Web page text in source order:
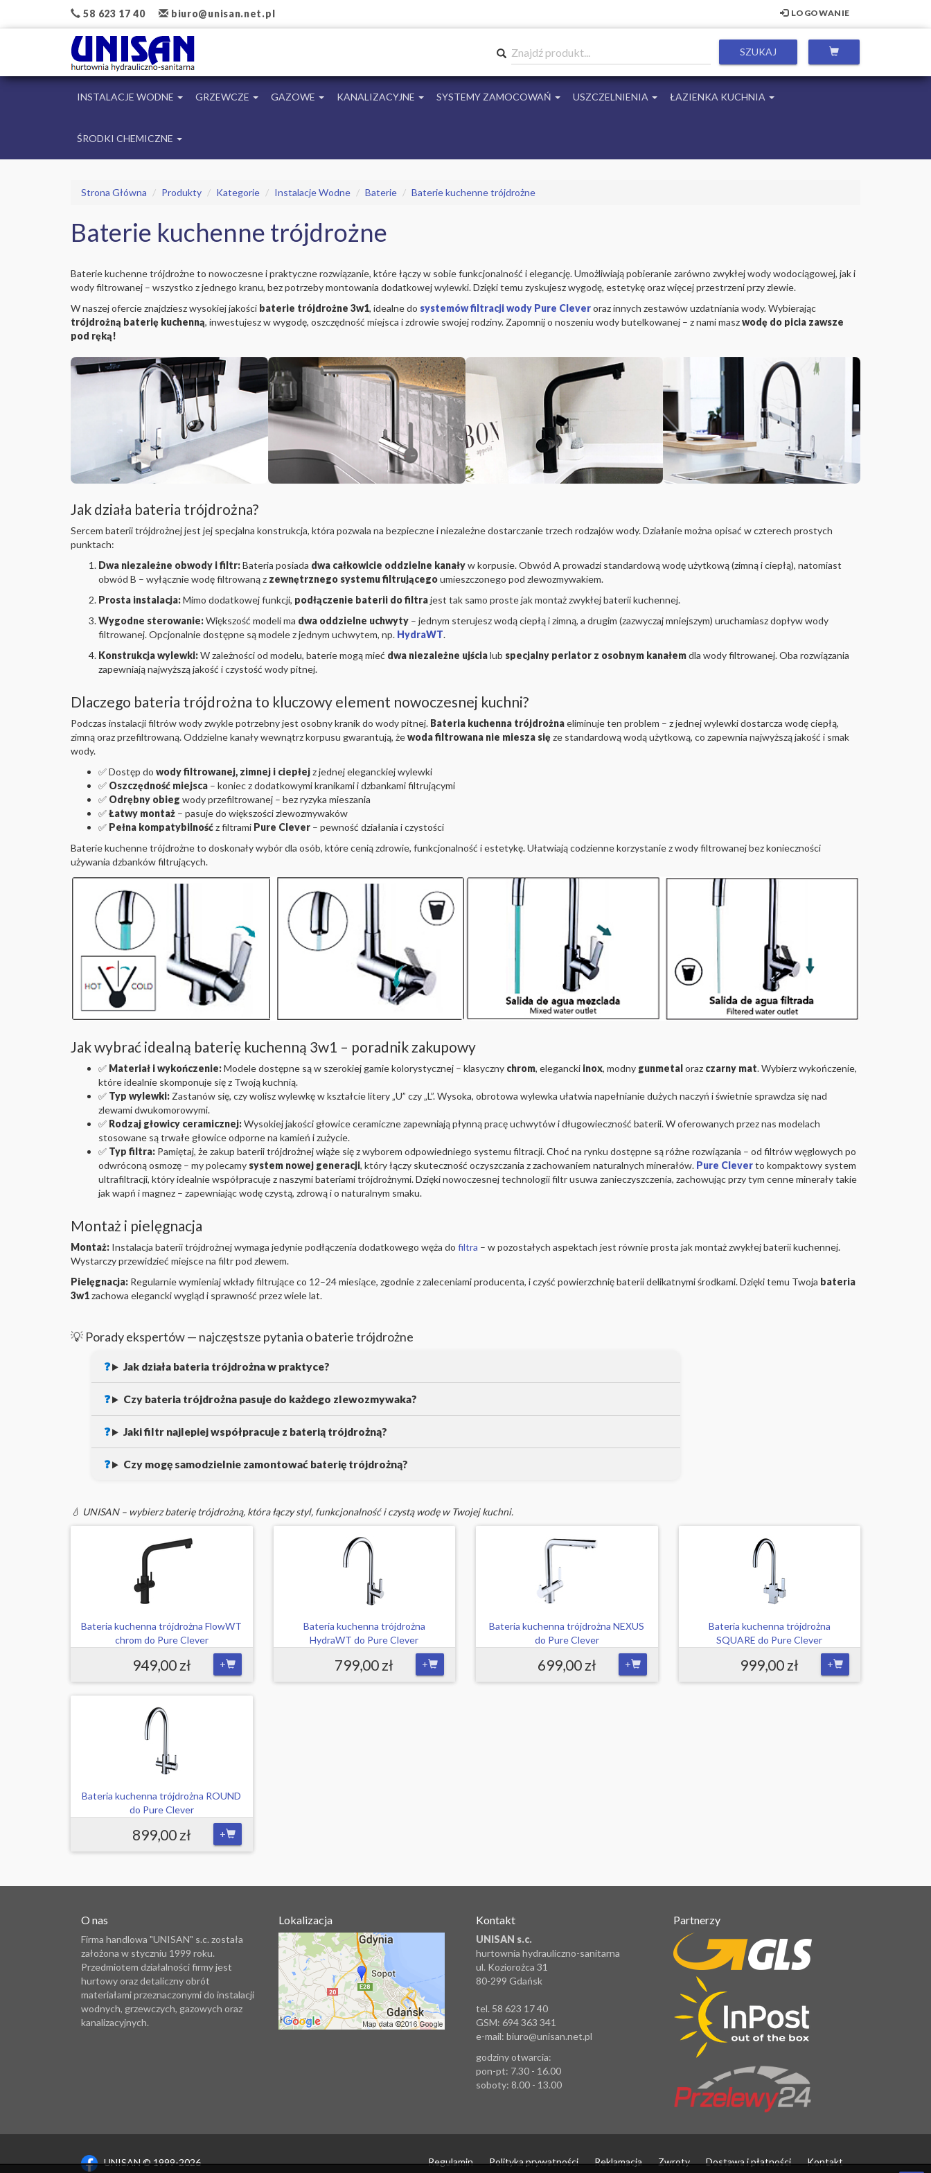
58 623 17 40 biuro@unisan.net.pl LOGOWANIE
Znajdź produkt...
INSTALACJE WODNE GRZEWCZE GAZOWE KANALIZACYJNE SYSTEMY ZAMOCOWAŃ USZCZELNIENIA ŁAZIENKA KUCHNIA
ŚRODKI CHEMICZNE
Strona Główna Produkty Kategorie Instalacje Wodne Baterie Baterie kuchenne trójdrożne
Baterie kuchenne trójdrożne
Baterie kuchenne trójdrożne to nowoczesne i praktyczne rozwiązanie, które łączy w sobie funkcjonalność i elegancję. Umożliwiają pobieranie zarówno zwykłej wody wodociągowej, jak i
wody filtrowanej – wszystko z jednego kranu, bez potrzeby montowania dodatkowej wylewki. Dzięki temu zyskujesz wygodę, estetykę oraz więcej przestrzeni przy zlewie.
W naszej ofercie znajdziesz wysokiej jakości baterie trójdrożne 3w1, idealne do systemów filtracji wody Pure Cleveroraz innych zestawów uzdatniania wody. Wybierając
trójdrożną baterię kuchenną, inwestujesz w wygodę, oszczędność miejsca i zdrowie swojej rodziny. Zapomnij o noszeniu wody butelkowanej – z nami maszwodę do picia zawsze
pod ręką!
Jak działa bateria trójdrożna?
Sercem baterii trójdrożnej jest jej specjalna konstrukcja, która pozwala na bezpieczne i niezależne dostarczanie trzech rodzajów wody. Działanie można opisać w czterech prostych
punktach:
Dwa niezależne obwody i filtr:Bateria posiada dwa całkowicie oddzielne kanaływ korpusie. Obwód A prowadzi standardową wodę użytkową (zimną i ciepłą), natomiast
obwód B – wyłącznie wodę filtrowaną z zewnętrznego systemu filtrującegoumieszczonego pod zlewozmywakiem.
Prosta instalacja:Mimo dodatkowej funkcji, podłączenie baterii do filtrajest tak samo proste jak montaż zwykłej baterii kuchennej.
Wygodne sterowanie:Większość modeli ma dwa oddzielne uchwyty – jednym sterujesz wodą ciepłą i zimną, a drugim (zazwyczaj mniejszym) uruchamiasz dopływ wody
filtrowanej. Opcjonalnie dostępne są modele z jednym uchwytem, np. HydraWT.
Konstrukcja wylewki:W zależności od modelu, baterie mogą mieć dwa niezależne ujścialub specjalny perlator z osobnym kanałemdla wody filtrowanej. Oba rozwiązania
zapewniają najwyższą jakość i czystość wody pitnej.
Dlaczego bateria trójdrożna to kluczowy element nowoczesnej kuchni?
Podczas instalacji filtrów wody zwykle potrzebny jest osobny kranik do wody pitnej. Bateria kuchenna trójdrożnaeliminuje ten problem – z jednej wylewki dostarcza wodę ciepłą,
zimną oraz przefiltrowaną. Oddzielne kanały wewnątrz korpusu gwarantują, żewoda filtrowana nie miesza sięze standardową wodą użytkową, co zapewnia najwyższą jakość i smak
wody.
✅ Dostęp do wody filtrowanej, zimnej i ciepłejz jednej eleganckiej wylewki
✅ Oszczędność miejsca – koniec z dodatkowymi kranikami i dzbankami filtrującymi
✅ Odrębny obieg wody przefiltrowanej – bez ryzyka mieszania
✅Łatwy montaż – pasuje do większości zlewozmywaków
✅ Pełna kompatybilnośćz filtrami Pure Clever – pewność działania i czystości
Baterie kuchenne trójdrożne to doskonały wybór dla osób, które cenią zdrowie, funkcjonalność i estetykę. Ułatwiają codzienne korzystanie z wody filtrowanej bez konieczności
używania dzbanków filtrujących.
Jak wybrać idealną baterię kuchenną 3w1 – poradnik zakupowy
✅ Materiał i wykończenie:Modele dostępne są w szerokiej gamie kolorystycznej – klasyczny chrom, elegancki inox, modny gunmetaloraz czarny mat. Wybierz wykończenie,
które idealnie skomponuje się z Twoją kuchnią.
✅ Typ wylewki:Zastanów się, czy wolisz wylewkę w kształcie litery „U” czy „L”. Wysoka, obrotowa wylewka ułatwia napełnianie dużych naczyń i świetnie sprawdza się nad
zlewami dwukomorowymi.
✅ Rodzaj głowicy ceramicznej:Wysokiej jakości głowice ceramiczne zapewniają płynną pracę uchwytów i długowieczność baterii. W oferowanych przez nas modelach
stosowane są trwałe głowice odporne na kamień i zużycie.
✅ Typ filtra: Pamiętaj, że zakup baterii trójdrożnej wiąże się z wyborem odpowiedniego systemu filtracji. Choć na rynku dostępne są różne rozwiązania – od filtrów węglowych po
odwróconą osmozę – my polecamy system nowej generacji, który łączy skuteczność oczyszczania z zachowaniem naturalnych minerałów. Pure Cleverto kompaktowy system
ultrafiltracji, który idealnie współpracuje z naszymi bateriami trójdrożnymi. Dzięki nowoczesnej technologii filtr usuwa zanieczyszczenia, zachowując przy tym cenne minerały takie
jak wapń i magnez – zapewniając wodę czystą, zdrową i o naturalnym smaku.
Montaż i pielęgnacja
Montaż: Instalacja baterii trójdrożnej wymaga jedynie podłączenia dodatkowego węża do filtra – w pozostałych aspektach jest równie prosta jak montaż zwykłej baterii kuchennej.
Wystarczy przewidzieć miejsce na filtr pod zlewem.
Pielęgnacja: Regularnie wymieniaj wkłady filtrujące co 12–24 miesiące, zgodnie z zaleceniami producenta, i czyść powierzchnię baterii delikatnymi środkami. Dzięki temu Twoja bateria
3w1zachowa elegancki wygląd i sprawność przez wiele lat.
💡 Porady ekspertów — najczęstsze pytania o baterie trójdrożne
Jak działa bateria trójdrożna w praktyce?
Czy bateria trójdrożna pasuje do każdego zlewozmywaka?
Jaki filtr najlepiej współpracuje z baterią trójdrożną?
Czy mogę samodzielnie zamontować baterię trójdrożną?
💧 UNISAN – wybierz baterię trójdrożną, która łączy styl, funkcjonalność i czystą wodę w Twojej kuchni.
Bateria kuchenna trójdrożna FlowWT
chrom do Pure Clever
949,00 zł +
Bateria kuchenna trójdrożna
HydraWT do Pure Clever
799,00 zł +
Bateria kuchenna trójdrożna NEXUS
do Pure Clever
699,00 zł +
Bateria kuchenna trójdrożna
SQUARE do Pure Clever
999,00 zł +
Bateria kuchenna trójdrożna ROUND
do Pure Clever
899,00 zł +
O nas
Firma handlowa "UNISAN" s.c. została
założona w styczniu 1999 roku.
Przedmiotem działalności firmy jest
hurtowy oraz detaliczny obrót
materiałami przeznaczonymi do instalacji
wodnych, grzewczych, gazowych oraz
kanalizacyjnych.
Lokalizacja Kontakt
UNISAN s.c.
hurtownia hydrauliczno-sanitarna
ul. Koziorożca 31
80-299 Gdańsk
tel. 58 623 17 40
GSM: 694 363 341
e-mail: biuro@unisan.net.pl
godziny otwarcia:
pon-pt: 7.30 - 16.00
soboty: 8.00 - 13.00
Partnerzy
Regulamin Polityka prywatności Reklamacja Zwroty Dostawa i płatności Kontakt
UNISAN © 1999-2026